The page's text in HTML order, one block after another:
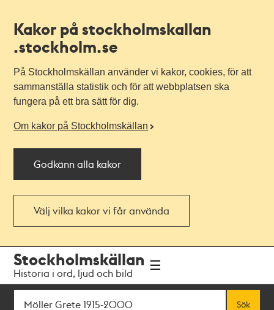
Kakor på stockholmskallan
.stockholm.se
På Stockholmskällan använder vi kakor, cookies, för att
sammanställa statistik och för att webbplatsen ska
fungera på ett bra sätt för dig.
Om kakor på Stockholmskällan
Godkänn alla kakor
Välj vilka kakor vi får använda
navigationen
huvudinnehållet
Stockholmskällan
Historia i ord, ljud och bild
Sök
Sök